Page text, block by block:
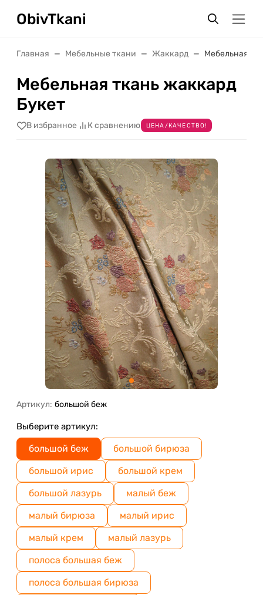
ObivTkani
Главная Мебельные ткани Жаккард Мебельная
Мебельная ткань жаккард
Букет
В избранное К сравнению ЦЕНА/КАЧЕСТВО!
Артикул: большой беж
Выберите артикул:
большой беж
большой бирюза
большой ирис
большой крем
большой лазурь
малый беж
малый бирюза
малый ирис
малый крем
малый лазурь
полоса большая беж
полоса большая бирюза